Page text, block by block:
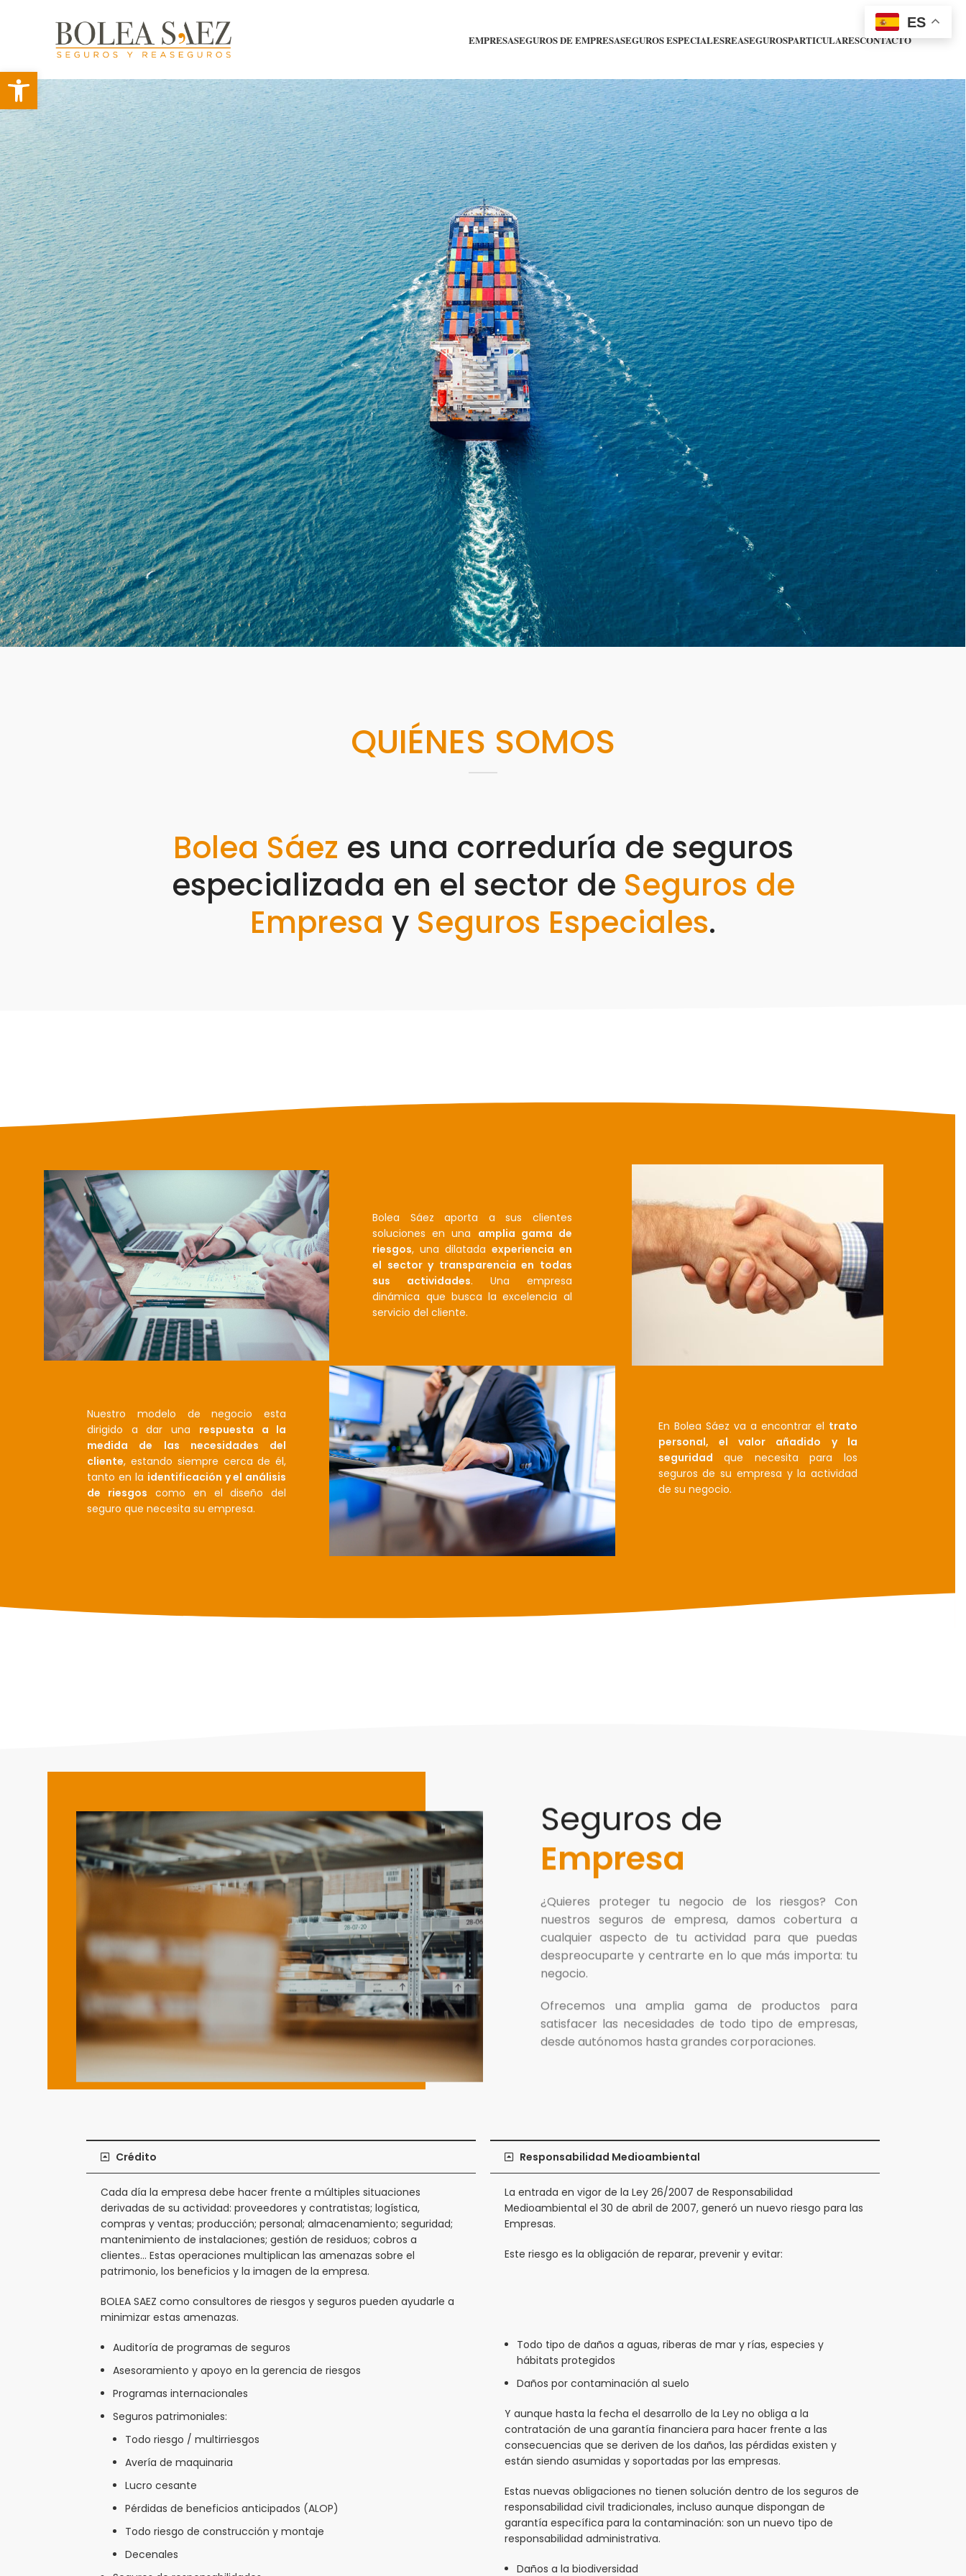
Abrir barra de herramientas
EMPRESASEGUROS DE EMPRESASEGUROS ESPECIALESREASEGUROSPARTICULARESCONTACTO
Bolea Sáez
Cumplimos 10 años
haciéndote la vida más fácil
QUIÉNES SOMOS
Bolea Sáez es una correduría de seguros
especializada en el sector de Seguros de
Empresa y Seguros Especiales.
Bolea Sáez aporta a sus clientes
soluciones en una amplia gama de
riesgos, una dilatada experiencia en
el sector y transparencia en todas
sus actividades. Una empresa
dinámica que busca la excelencia al
servicio del cliente.
Nuestro modelo de negocio esta
dirigido a dar una respuesta a la
medida de las necesidades del
cliente, estando siempre cerca de él,
tanto en la identificación y el análisis
de riesgos como en el diseño del
seguro que necesita su empresa.
En Bolea Sáez va a encontrar el trato
personal, el valor añadido y la
seguridad que necesita para los
seguros de su empresa y la actividad
de su negocio.
Seguros de
Empresa
¿Quieres proteger tu negocio de los riesgos? Con
nuestros seguros de empresa, damos cobertura a
cualquier aspecto de tu actividad para que puedas
despreocuparte y centrarte en lo que más importa: tu
negocio.
Ofrecemos una amplia gama de productos para
satisfacer las necesidades de todo tipo de empresas,
desde autónomos hasta grandes corporaciones.
Crédito
Cada día la empresa debe hacer frente a múltiples situaciones
derivadas de su actividad: proveedores y contratistas; logística,
compras y ventas; producción; personal; almacenamiento; seguridad;
mantenimiento de instalaciones; gestión de residuos; cobros a
clientes… Estas operaciones multiplican las amenazas sobre el
patrimonio, los beneficios y la imagen de la empresa.
BOLEA SAEZ como consultores de riesgos y seguros pueden ayudarle a
minimizar estas amenazas.
Auditoría de programas de seguros
Asesoramiento y apoyo en la gerencia de riesgos
Programas internacionales
Seguros patrimoniales:
Todo riesgo / multirriesgos
Avería de maquinaria
Lucro cesante
Pérdidas de beneficios anticipados (ALOP)
Todo riesgo de construcción y montaje
Decenales
Responsabilidad Medioambiental
La entrada en vigor de la Ley 26/2007 de Responsabilidad
Medioambiental el 30 de abril de 2007, generó un nuevo riesgo para las
Empresas.
Este riesgo es la obligación de reparar, prevenir y evitar:
Todo tipo de daños a aguas, riberas de mar y rías, especies y
hábitats protegidos
Daños por contaminación al suelo
Y aunque hasta la fecha el desarrollo de la Ley no obliga a la
contratación de una garantía financiera para hacer frente a las
consecuencias que se deriven de los daños, las pérdidas existen y
están siendo asumidas y soportadas por las empresas.
Estas nuevas obligaciones no tienen solución dentro de los seguros de
responsabilidad civil tradicionales, incluso aunque dispongan de
garantía específica para la contaminación: son un nuevo tipo de
responsabilidad administrativa.
Daños a la biodiversidad
ES